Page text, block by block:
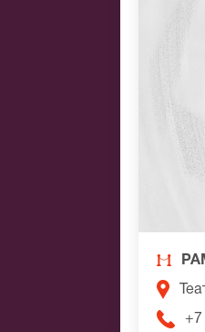
+7